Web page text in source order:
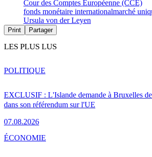
Cour des Comptes Européenne (CCE)
fonds monétaire internationalmarché
Ursula von der Leyen
Print Partager
LES PLUS LUS
EXCLUSIF : L'Islande demande à Bruxelles
dans son référendum sur l'UE
07.08.2026
POLITIQUE
ÉCONOMIE